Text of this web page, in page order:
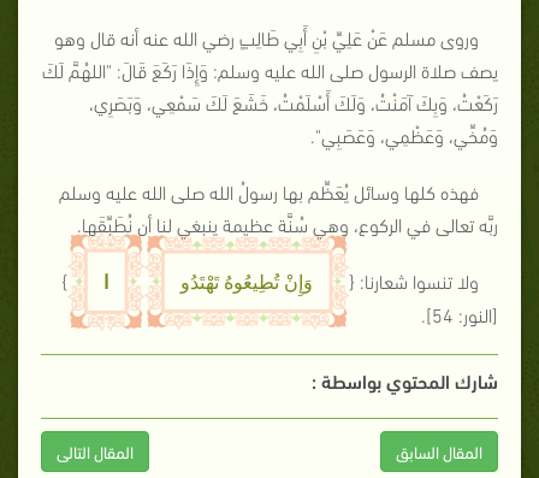
وروى مسلم عَنْ عَلِيِّ بْنِ أَبِي طَالِبٍ رضي الله عنه أنه قال وهو
يصف صلاة الرسول صلى الله عليه وسلم: وَإِذَا رَكَعَ قَالَ: "اللهُمَّ لَكَ
رَكَعْتُ، وَبِكَ آمَنْتُ، وَلَكَ أَسْلَمْتُ، خَشَعَ لَكَ سَمْعِي، وَبَصَرِي،
وَمُخِّي، وَعَظْمِي، وَعَصَبِي".
فهذه كلها وسائل يُعَظِّم بها رسولُ الله صلى الله عليه وسلم
ربَّه تعالى في الركوع، وهي سُنَّة عظيمة ينبغي لنا أن نُطَبِّقَها.
ولا تنسوا شعارنا: { وَإِنْ تُطِيعُوهُ تَهْتَدُو ا
}
[النور: 54]
.
شارك المحتوي بواسطة :
المقال السابق المقال التالى